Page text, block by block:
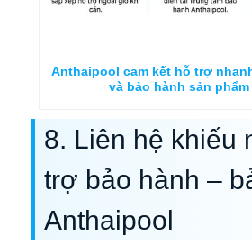
Anthaipool cam kết hỗ trợ
và bảo hành sản
8. Liên hệ khiếu
trợ bảo hành –
Anthaipool